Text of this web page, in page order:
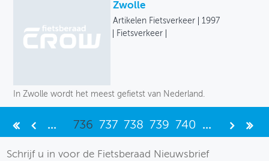
Schrijf u in voor de Fietsberaad Nieuwsbrief
Zwolle
Artikelen Fietsverkeer
1997
Fietsverkeer
In Zwolle wordt het meest gefietst van Nederland.
... 736 737 738 739 740 ...